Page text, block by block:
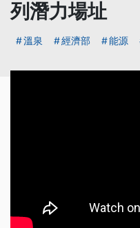
列潛力場址
溫泉 經濟部 能源